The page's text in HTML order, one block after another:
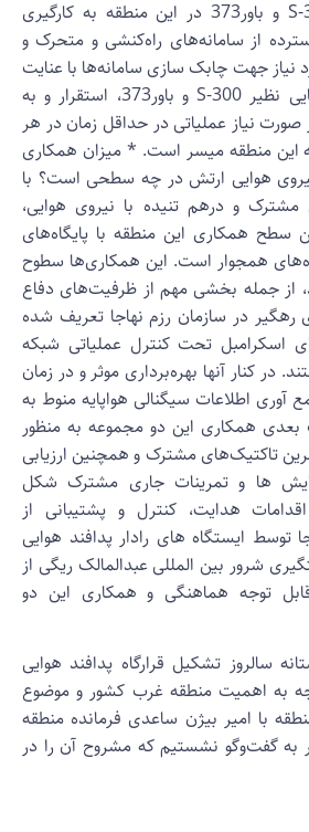
پدافند هوایی نظیر S-300 و باور373 در این منطقه به کارگیری
از سامانه‌های راه‌کنشی و متحرک و
جهت چابک سازی سامانه‌ها با عنایت
به قابلیت‌های سامانه‌هایی نظیر S-300 و باور373، استقرار و به
نیاز عملیاتی در حداقل زمان در هر
منطقه میسر است. * میزان همکاری
هوایی ارتش در چه سطحی است؟ با
و درهم تنیده با نیروی هوایی،
همکاری این منطقه با پایگاه‌های
همجوار است. این همکاری‌ها سطوح
جمله بخشی مهم از ظرفیت‌های دفاع
در سازمان رزم نهاجا تعریف شده
تحت کنترل عملیاتی شبکه
کنار آنها بهره‌برداری موثر و در زمان
اطلاعات سیگنالی هواپایه منوط به
همکاری این دو مجموعه به منظور
تاکتیک‌های مشترک و همچنین ارزیابی
ها و تمرینات جاری مشترک شکل
هدایت، کنترل و پشتیبانی از
ایستگاه های رادار پدافند هوایی
بین المللی عبدالمالک ریگی از
توجه هماهنگی و همکاری این دو
تشکیل قرارگاه پدافند هوایی
به اهمیت منطقه غرب کشور و موضوع
امیر بیژن ساعدی فرمانده منطقه
گفت‌وگو نشستیم که مشروح آن را در